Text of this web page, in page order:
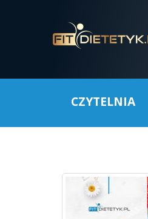
CZYTELNIA